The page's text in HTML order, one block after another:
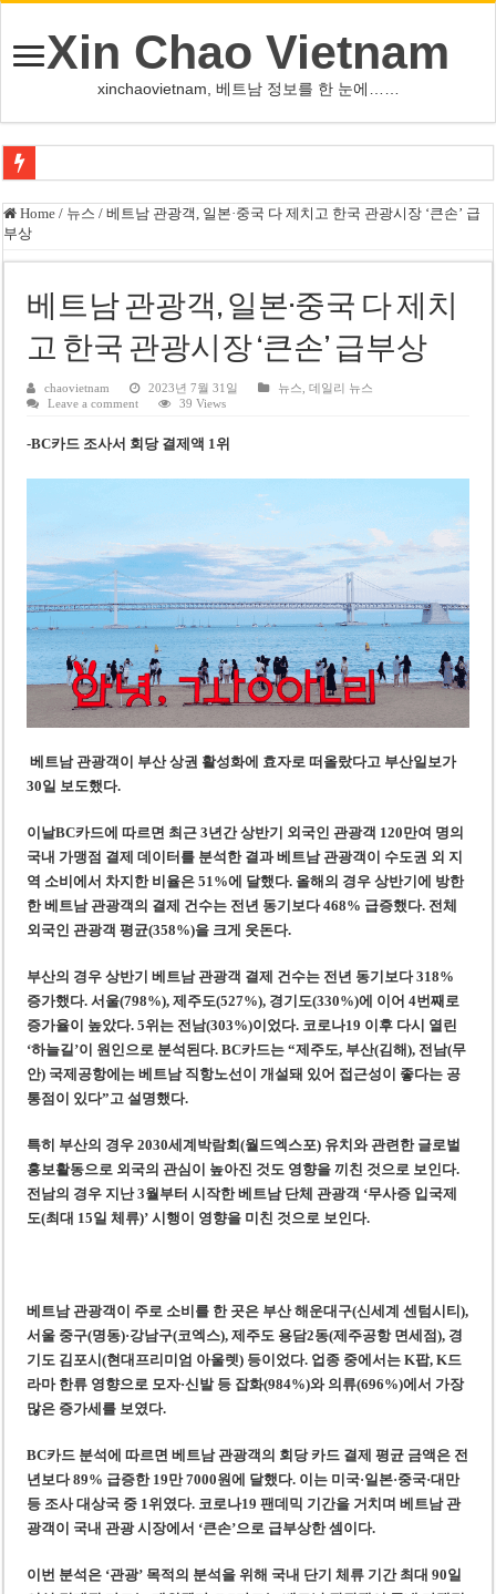
Xin Chao Vietnam
xinchaovietnam, 베트남 정보를 한 눈에……
하노이-하이퐁 고속도로 차량 투석 용의자 신원 확인
베트남 증시 업그레이드, 수십억 달러 유입 전망…수혜주는
하노이 쌍둥이 타워 99층 부지 현장…세계 최고층 빌딩 추진
하노이 부동산 시장, 아파트 선호도 급부상…토지·단독주택 주춤
베트남주식 SST, 2025년 현금 배당 80% 결정…과거 최대 350% 지급 이력
베트남, 8월부터 토지·측량 처벌 강화… 기획사 코뮌 위원장 과태료 상한 50
호찌민시, 약 6,500㎡ 토지 용도변경 승인…리조트 개발 추진
Home / 뉴스 / 베트남 관광객, 일본·중국 다 제치고 한국 관광시장 ‘큰손’ 급
부상
베트남 관광객, 일본·중국 다 제치
고 한국 관광시장 ‘큰손’ 급부상
chaovietnam 2023년 7월 31일 뉴스 ,데일리 뉴스
Leave a comment
39 Views
-BC카드 조사서 회당 결제액 1위
베트남 관광객이 부산 상권 활성화에 효자로 떠올랐다고 부산일보가
30일 보도했다.
이날BC카드에 따르면 최근 3년간 상반기 외국인 관광객 120만여 명의
국내 가맹점 결제 데이터를 분석한 결과 베트남 관광객이 수도권 외 지
역 소비에서 차지한 비율은 51%에 달했다. 올해의 경우 상반기에 방한
한 베트남 관광객의 결제 건수는 전년 동기보다 468% 급증했다. 전체
외국인 관광객 평균(358%)을 크게 웃돈다.
부산의 경우 상반기 베트남 관광객 결제 건수는 전년 동기보다 318%
증가했다. 서울(798%), 제주도(527%), 경기도(330%)에 이어 4번째로
증가율이 높았다. 5위는 전남(303%)이었다. 코로나19 이후 다시 열린
‘하늘길’이 원인으로 분석된다. BC카드는 “제주도, 부산(김해), 전남(무
안) 국제공항에는 베트남 직항노선이 개설돼 있어 접근성이 좋다는 공
통점이 있다”고 설명했다.
특히 부산의 경우 2030세계박람회(월드엑스포) 유치와 관련한 글로벌
홍보활동으로 외국의 관심이 높아진 것도 영향을 끼친 것으로 보인다.
전남의 경우 지난 3월부터 시작한 베트남 단체 관광객 ‘무사증 입국제
도(최대 15일 체류)’ 시행이 영향을 미친 것으로 보인다.
베트남 관광객이 주로 소비를 한 곳은 부산 해운대구(신세계 센텀시티),
서울 중구(명동)·강남구(코엑스), 제주도 용담2동(제주공항 면세점), 경
기도 김포시(현대프리미엄 아울렛) 등이었다. 업종 중에서는 K팝, K드
라마 한류 영향으로 모자·신발 등 잡화(984%)와 의류(696%)에서 가장
많은 증가세를 보였다.
BC카드 분석에 따르면 베트남 관광객의 회당 카드 결제 평균 금액은 전
년보다 89% 급증한 19만 7000원에 달했다. 이는 미국·일본·중국·대만
등 조사 대상국 중 1위였다. 코로나19 팬데믹 기간을 거치며 베트남 관
광객이 국내 관광 시장에서 ‘큰손’으로 급부상한 셈이다.
이번 분석은 ‘관광’ 목적의 분석을 위해 국내 단기 체류 기간 최대 90일